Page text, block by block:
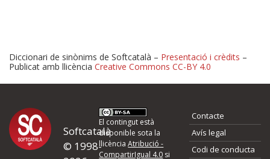
Proposeu-nos millores o
d'errors
Si heu trobat un error o voleu proposar alguna millora, ompliu els
Diccionari de sinònims de Softcatalà – Presentació i crèdits –
Publicat amb llicència Creative Commons CC-BY 4.0
Softcatalà
© 1998-
El contingut està
disponible sota la
llicènciaAtribució -
CompartirIgual 4.0 si
Contacte
Avís legal
Codi de conducta